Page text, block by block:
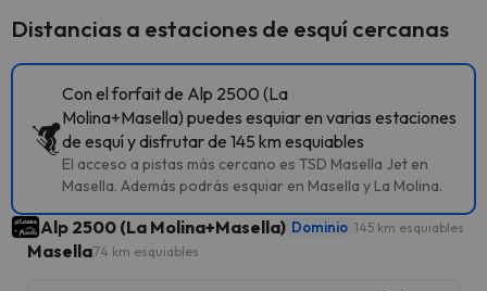
Distancias a estaciones de esquí cercanas
Con el forfait de Alp 2500 (La
Molina+Masella) puedes esquiar en varias estaciones
de esquí y disfrutar de 145 km esquiables
El acceso a pistas más cercano es TSD Masella Jet en
Masella. Además podrás esquiar en Masella y La Molina.
Alp 2500 (La Molina+Masella) Dominio 145 km esquiables
Masella74 km esquiables